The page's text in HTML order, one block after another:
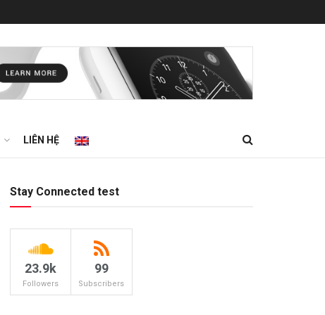
LIÊN HỆ
Stay Connected test
23.9k
Followers
99
Subscribers